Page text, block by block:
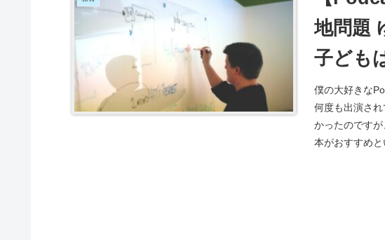
地問題
子ども
か。生
「『何
い』は
僕の大好きな
何度も出演さ
かったのです
本がおすすめと